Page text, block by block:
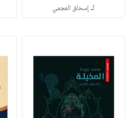
لـإسحاق العجمي